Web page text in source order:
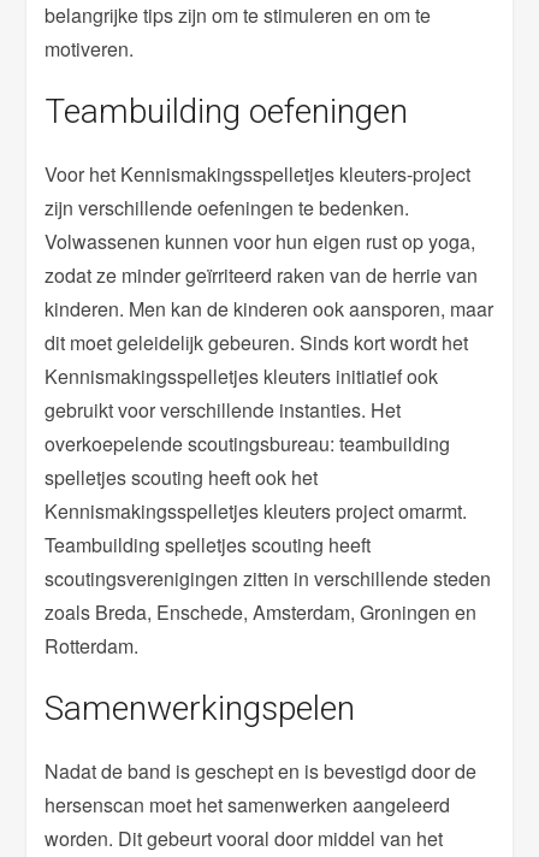
belangrijke tips zijn om te stimuleren en om te
motiveren.
Teambuilding oefeningen
Voor het Kennismakingsspelletjes kleuters-project
zijn verschillende oefeningen te bedenken.
Volwassenen kunnen voor hun eigen rust op yoga,
zodat ze minder geïrriteerd raken van de herrie van
kinderen. Men kan de kinderen ook aansporen, maar
dit moet geleidelijk gebeuren. Sinds kort wordt het
Kennismakingsspelletjes kleuters initiatief ook
gebruikt voor verschillende instanties. Het
overkoepelende scoutingsbureau: teambuilding
spelletjes scouting heeft ook het
Kennismakingsspelletjes kleuters project omarmt.
Teambuilding spelletjes scouting heeft
scoutingsverenigingen zitten in verschillende steden
zoals Breda, Enschede, Amsterdam, Groningen en
Rotterdam.
Samenwerkingspelen
Nadat de band is geschept en is bevestigd door de
hersenscan moet het samenwerken aangeleerd
worden. Dit gebeurt vooral door middel van het